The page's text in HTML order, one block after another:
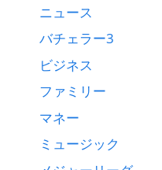
ニュース
バチェラー3
ビジネス
ファミリー
マネー
ミュージック